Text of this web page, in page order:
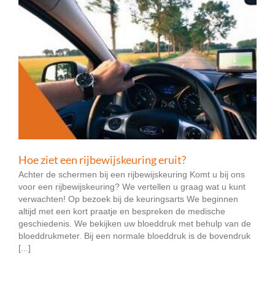
Hoe ziet een rijbewijskeuring eruit?
Achter de schermen bij een rijbewijskeuring Komt u bij ons
voor een rijbewijskeuring? We vertellen u graag wat u kunt
verwachten! Op bezoek bij de keuringsarts We beginnen
altijd met een kort praatje en bespreken de medische
geschiedenis. We bekijken uw bloeddruk met behulp van de
bloeddrukmeter. Bij een normale bloeddruk is de bovendruk
[...]